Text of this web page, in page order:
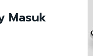
Masuk